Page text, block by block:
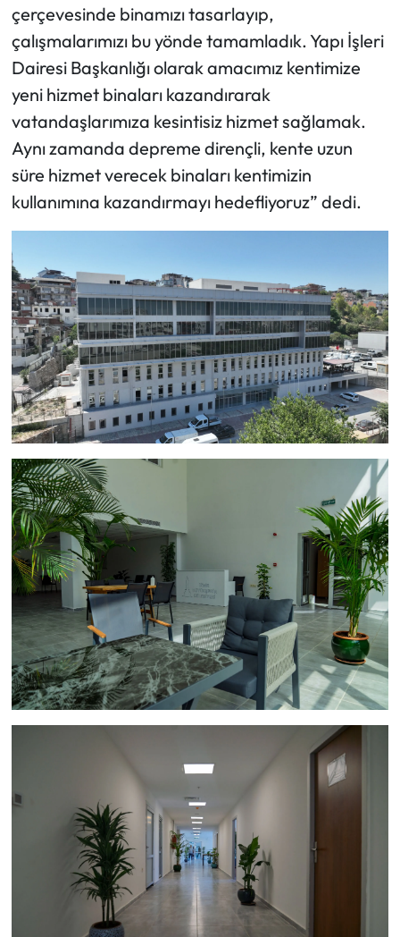
çerçevesinde binamızı tasarlayıp,
çalışmalarımızı bu yönde tamamladık. Yapı İşleri
Dairesi Başkanlığı olarak amacımız kentimize
yeni hizmet binaları kazandırarak
vatandaşlarımıza kesintisiz hizmet sağlamak.
Aynı zamanda depreme dirençli, kente uzun
süre hizmet verecek binaları kentimizin
kullanımına kazandırmayı hedefliyoruz” dedi.